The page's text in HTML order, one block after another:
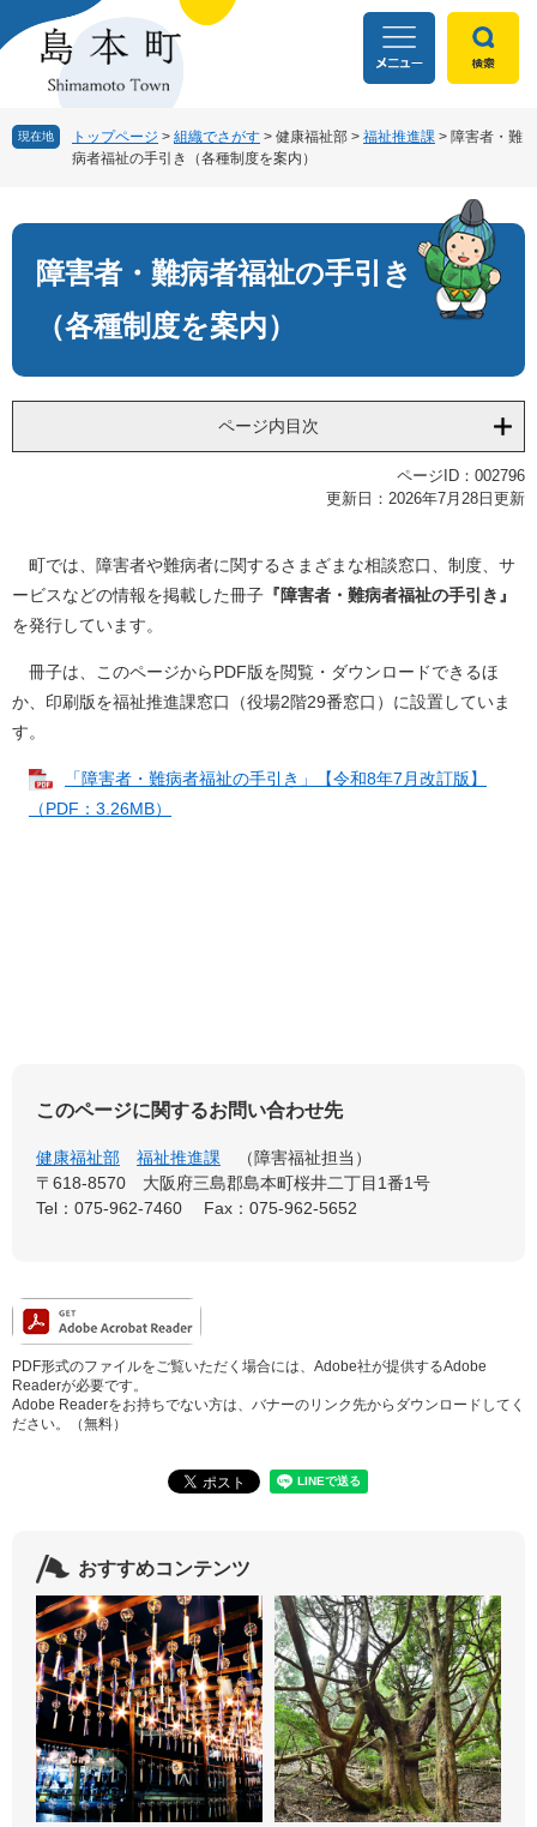
ー
ニ
本
現在地 トップページ > 組織でさがす > 健康福祉部 > 福祉推進課 > 障害者・難
病者福祉の手引き（各種制度を案内）
文
障害者・難病者福祉の手引き
（各種制度を案内）
ページ内目次
ページID：002796
更新日：2026年7月28日更新
町では、障害者や難病者に関するさまざまな相談窓口、制度、サ
ービスなどの情報を掲載した冊子 『障害者・難病者福祉の手引き』
を発行しています。
冊子は、このページからPDF版を閲覧・ダウンロードできるほ
か、印刷版を福祉推進課窓口（役場2階29番窓口）に設置していま
す。
「障害者・難病者福祉の手引き」【令和8年7月改訂版】
（PDF：3.26MB）
このページに関するお問い合わせ先
健康福祉部 福祉推進課
障害福祉担当
〒618-8570
大阪府三島郡島本町桜井二丁目1番1号
Tel：075-962-7460
Fax：075-962-5652
PDF形式のファイルをご覧いただく場合には、Adobe社が提供するAdobe
Readerが必要です。
Adobe Readerをお持ちでない方は、バナーのリンク先からダウンロードしてく
ださい。（無料）
おすすめコンテンツ